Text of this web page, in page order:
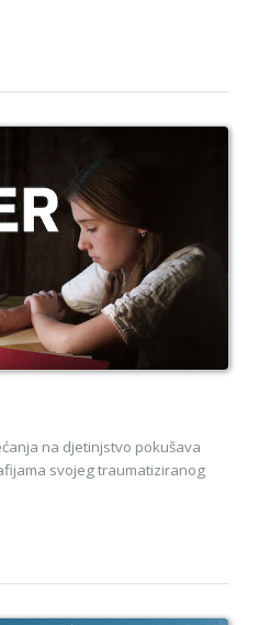
na djetinjstvo pokušava
svojeg traumatiziranog